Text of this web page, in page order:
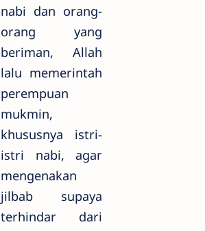
nabi dan orang-
orang yang
beriman, Allah
lalu memerintah
perempuan
mukmin,
khususnya istri-
istri nabi, agar
mengenakan
jilbab supaya
terhindar dari